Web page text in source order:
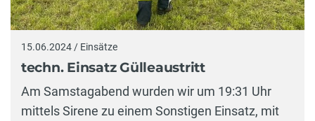
15.06.2024 / Einsätze
techn. Einsatz Gülleaustritt
Am Samstagabend wurden wir um 19:31 Uhr
mittels Sirene zu einem Sonstigen Einsatz, mit